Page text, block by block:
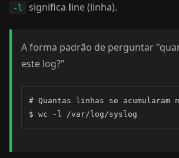
-l significa line (linha).
A forma padrão de perguntar
este log?"
# Quantas linhas se acumularam
$ wc -l /var/log/syslog